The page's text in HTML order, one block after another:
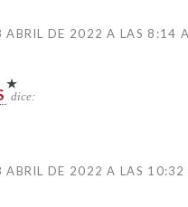
ABRIL DE 2022 A LAS 8:14
dice:
ABRIL DE 2022 A LAS 10:32